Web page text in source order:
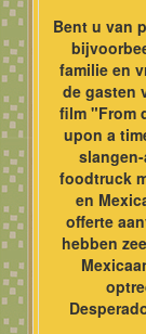
Bent u van
familie en
de gasten
film "From
upon a
foodtruck
en
offerte
hebben